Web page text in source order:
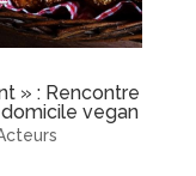
» : Rencontre
vegan